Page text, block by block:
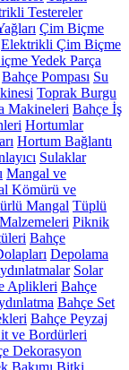
Testereler
Çim Biçme
Elektrikli Çim Biçme
Yedek Parça
Bahçe Pompası Su
Toprak Burgu
Makineleri Bahçe İş
Hortumlar
Hortum Bağlantı
Sulaklar
Mangal ve
Kömürü ve
Mangal Tüplü
Piknik
Bahçe
Depolama
Solar
Aplikleri Bahçe
Bahçe Set
Bahçe Peyzaj
ve Bordürleri
Dekorasyon
Bakımı Bitki